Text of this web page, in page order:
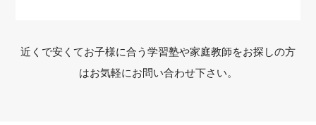
近くで安くてお子様に合う学習塾や家庭教師をお探しの方
はお気軽にお問い合わせ下さい。